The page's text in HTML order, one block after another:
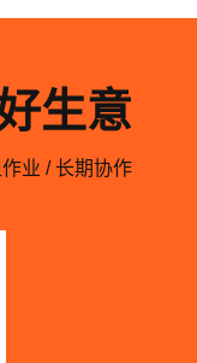
生意
业 / 长期协作